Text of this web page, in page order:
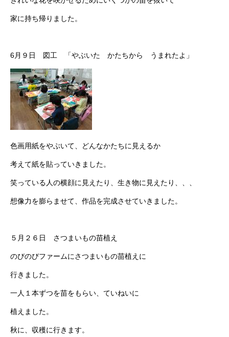
家に持ち帰りました。
6月９日 図工 「やぶいた かたちから うまれたよ」
色画用紙をやぶいて、どんなかたちに見えるか
考えて紙を貼っていきました。
笑っている人の横顔に見えたり、生き物に見えたり、、、
想像力を膨らませて、作品を完成させていきました。
５月２６日 さつまいもの苗植え
のびのびファームにさつまいもの苗植えに
行きました。
一人１本ずつを苗をもらい、ていねいに
植えました。
秋に、収穫に行きます。